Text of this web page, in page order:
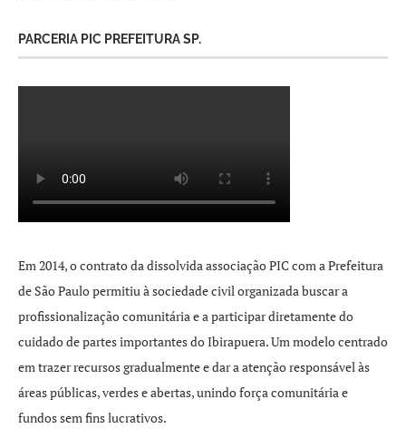
PARCERIA PIC PREFEITURA SP.
Em 2014, o contrato da dissolvida associação PIC com a Prefeitura
de São Paulo permitiu à sociedade civil organizada buscar a
profissionalização comunitária e a participar diretamente do
cuidado de partes importantes do Ibirapuera. Um modelo centrado
em trazer recursos gradualmente e dar a atenção responsável às
áreas públicas, verdes e abertas, unindo força comunitária e
fundos sem fins lucrativos.